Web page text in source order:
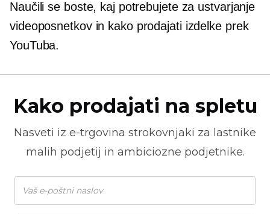
Naučili se boste, kaj potrebujete za ustvarjanje
videoposnetkov in kako prodajati izdelke prek
YouTuba.
Kako prodajati na spletu
Nasveti iz e-trgovina strokovnjaki za lastnike
malih podjetij in ambiciozne podjetnike.